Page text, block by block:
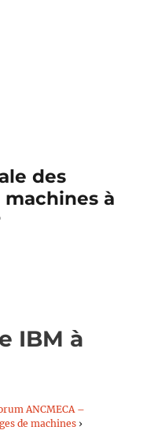
des
à
IBM à
ANCMECA –
de machines ›